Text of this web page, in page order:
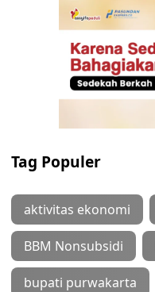
Tag Populer
aktivitas ekonomi
BBM Nonsubsidi
bupati purwakarta